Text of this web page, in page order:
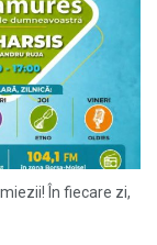
În fiecare zi,